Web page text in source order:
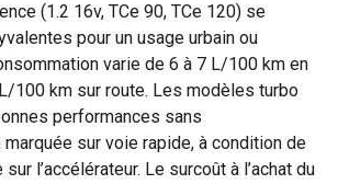
(1.2 16v, TCe 90, TCe 120) se
pour un usage urbain ou
varie de 6 à 7 L/100 km en
100 km sur route. Les modèles turbo
performances sans
sur voie rapide, à condition de
l’accélérateur. Le surcoût à l’achat du